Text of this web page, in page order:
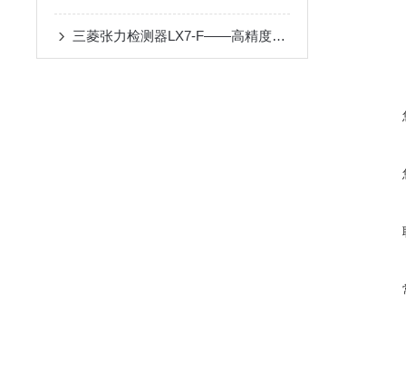
三菱张力检测器LX7-F——高精度、高可靠性的张力测量设备